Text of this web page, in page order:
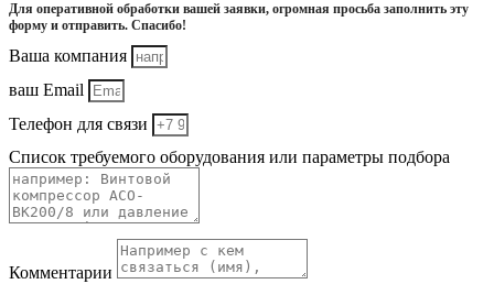
Для оперативной обработки вашей заявки, огромная просьба заполнить эту
форму и отправить. Спасибо!
Ваша компания
ваш Email
Телефон для связи
Список требуемого оборудования или параметры подбора
Комментарии